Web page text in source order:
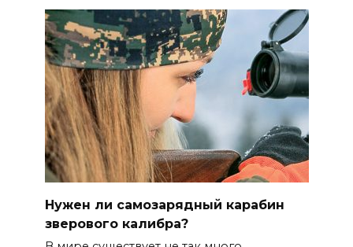
Нужен ли самозарядный карабин
зверового калибра?